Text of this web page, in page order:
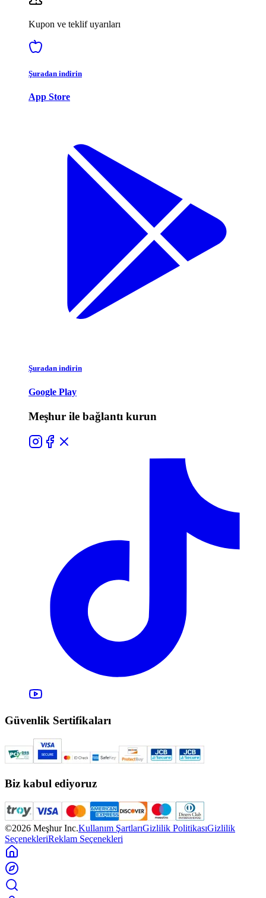
Kupon ve teklif uyarıları
Şuradan indirin
App Store
Şuradan indirin
Google Play
Meşhur ile bağlantı kurun
Güvenlik Sertifikaları
Biz kabul ediyoruz
©2026 Meşhur Inc.Kullanım ŞartlarıGizlilik PolitikasıGizlilik
SeçenekleriReklam Seçenekleri